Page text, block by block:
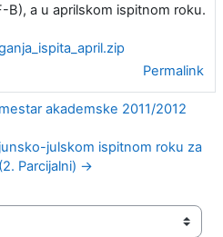
B), a u aprilskom ispitnom roku.
Permalink
akademske 2011/2012
julskom ispitnom roku za
Parcijalni) →